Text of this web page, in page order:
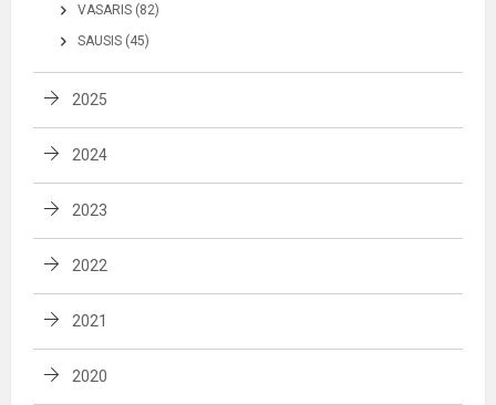
VASARIS (82)
SAUSIS (45)
2025
2024
2023
2022
2021
2020